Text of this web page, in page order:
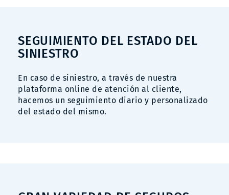
SEGUIMIENTO DEL ESTADO DEL
SINIESTRO
En caso de siniestro, a través de nuestra
plataforma online de atención al cliente,
hacemos un seguimiento diario y personalizado
del estado del mismo.